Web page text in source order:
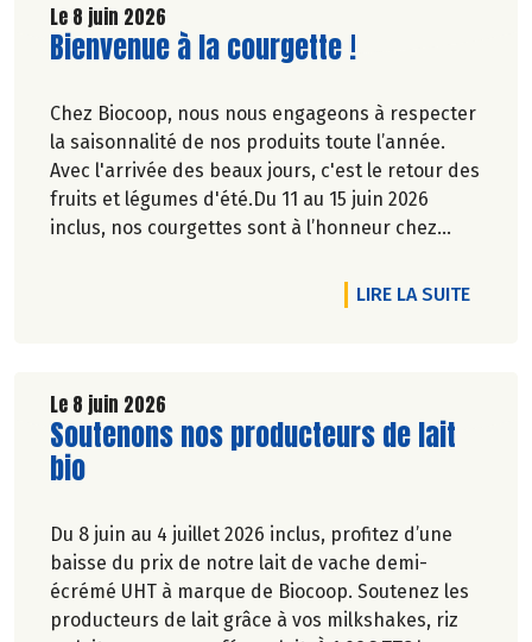
Le 8 juin 2026
Lire la suite de l'article
Bienvenue à la courgette !
Chez Biocoop, nous nous engageons à respecter
la saisonnalité de nos produits toute l’année.
Avec l'arrivée des beaux jours, c'est le retour des
fruits et légumes d'été.Du 11 au 15 juin 2026
inclus, nos courgettes sont à l’honneur chez
LIRE LA SUITEDE
Le 8 juin 2026
Lire la suite de l'article
Soutenons nos producteurs de lait
bio
Du 8 juin au 4 juillet 2026 inclus, profitez d’une
baisse du prix de notre lait de vache demi-
écrémé UHT à marque de Biocoop. Soutenez les
producteurs de lait grâce à vos milkshakes, riz